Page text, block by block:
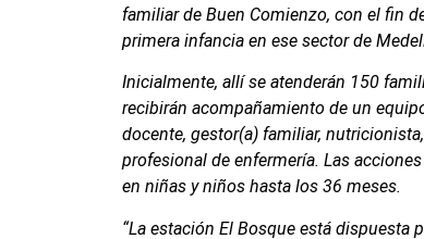
familiar de Buen Comienzo, con el fin
primera infancia en ese sector de
Inicialmente, allí se atenderán 150
recibirán acompañamiento de un
docente, gestor(a) familiar,
profesional de enfermería. Las
en niñas y niños hasta los 36 meses.
“La estación El Bosque está dispuesta